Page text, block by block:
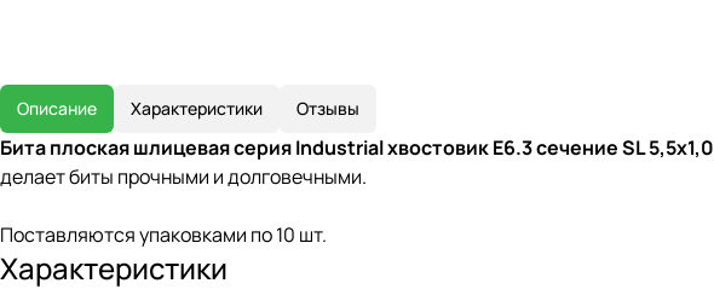
Описание Характеристики Отзывы
Бита плоская шлицевая серия Industrial хвостовик E6.3 сечение SL 5,5х1,0
делает биты прочными и долговечными.
Поставляются упаковками по 10 шт.
Характеристики